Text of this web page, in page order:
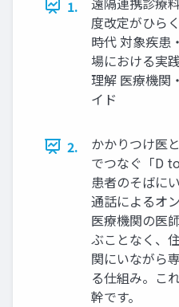
1.
度改定がひら
時代 対象疾患
場における実
理解 医療機関
イド
2.
かかりつけ医
でつなぐ「D
患者のそばに
通話によるオ
医療機関の医
ぶことなく、
関にいながら
る仕組み。こ
幹です。